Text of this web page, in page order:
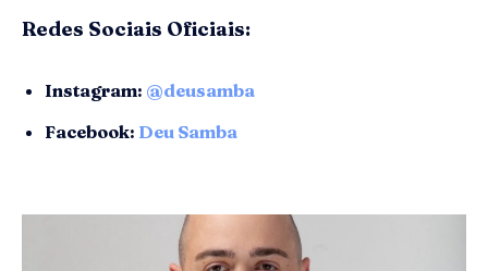
Redes Sociais Oficiais:
Instagram: @deusamba
Facebook: Deu Samba